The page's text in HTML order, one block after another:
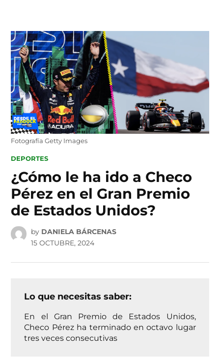
content
Fotografía Getty Images
POSTED
DEPORTES
¿Cómo le ha ido a Checo
Pérez en el Gran Premio
de Estados Unidos?
by DANIELA BÁRCENAS
15 OCTUBRE, 2024
Lo que necesitas saber:
En el Gran Premio de Estados Unidos,
Checo Pérez ha terminado en octavo lugar
tres veces consecutivas